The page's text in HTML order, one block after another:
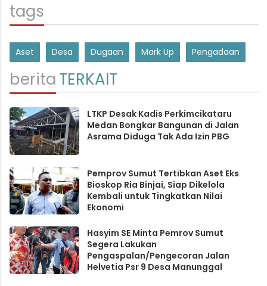
tags
Aset Desa Dugaan Mark Up Pengadaan
beritaTERKAIT
LTKP Desak Kadis Perkimcikataru
Medan Bongkar Bangunan di Jalan
Asrama Diduga Tak Ada Izin PBG
Pemprov Sumut Tertibkan Aset Eks
Bioskop Ria Binjai, Siap Dikelola
Kembali untuk Tingkatkan Nilai
Ekonomi
Hasyim SE Minta Pemrov Sumut
Segera Lakukan
Pengaspalan/Pengecoran Jalan
Helvetia Psr 9 Desa Manunggal